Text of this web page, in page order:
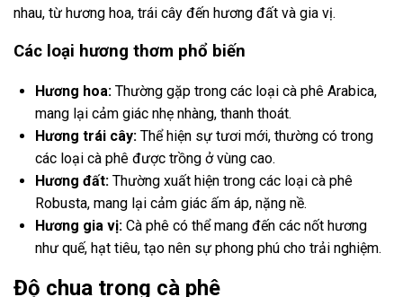
nhau, từ hương hoa, trái cây đến hương đất và gia vị.
Các loại hương thơm phổ biến
Hương hoa: Thường gặp trong các loại cà phê Arabica,
mang lại cảm giác nhẹ nhàng, thanh thoát.
Hương trái cây: Thể hiện sự tươi mới, thường có trong
các loại cà phê được trồng ở vùng cao.
Hương đất: Thường xuất hiện trong các loại cà phê
Robusta, mang lại cảm giác ấm áp, nặng nề.
Hương gia vị: Cà phê có thể mang đến các nốt hương
như quế, hạt tiêu, tạo nên sự phong phú cho trải nghiệm.
Độ chua trong cà phê